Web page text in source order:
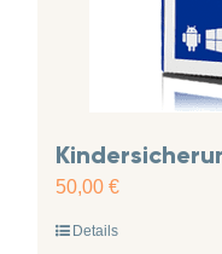
50,00 €
Details